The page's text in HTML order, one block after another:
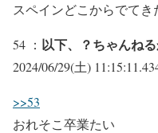
スペインどこからでてき
54 ： 以下、？ちゃんね
2024/06/29(土)
>>53
おれそこ卒業たい